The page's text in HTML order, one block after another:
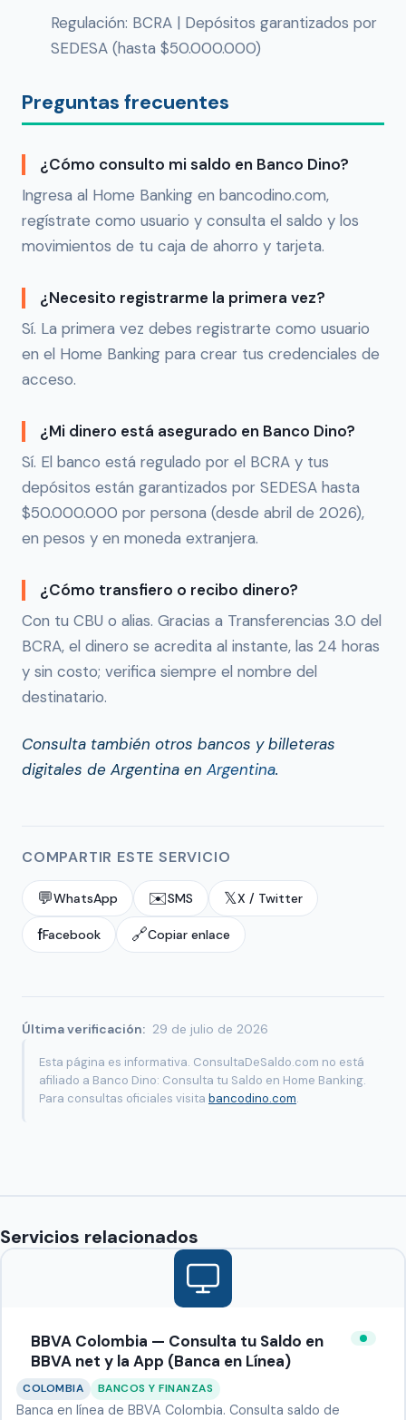
Regulación: BCRA | Depósitos garantizados por
SEDESA (hasta $50.000.000)
Preguntas frecuentes
¿Cómo consulto mi saldo en Banco Dino?
Ingresa al Home Banking en bancodino.com,
regístrate como usuario y consulta el saldo y los
movimientos de tu caja de ahorro y tarjeta.
¿Necesito registrarme la primera vez?
Sí. La primera vez debes registrarte como usuario
en el Home Banking para crear tus credenciales de
acceso.
¿Mi dinero está asegurado en Banco Dino?
Sí. El banco está regulado por el BCRA y tus
depósitos están garantizados por SEDESA hasta
$50.000.000 por persona (desde abril de 2026),
en pesos y en moneda extranjera.
¿Cómo transfiero o recibo dinero?
Con tu CBU o alias. Gracias a Transferencias 3.0 del
BCRA, el dinero se acredita al instante, las 24 horas
y sin costo; verifica siempre el nombre del
destinatario.
Consulta también otros bancos y billeteras
digitales de Argentina en Argentina.
COMPARTIR ESTE SERVICIO
💬WhatsApp ✉️SMS 𝕏X / Twitter
fFacebook 🔗Copiar enlace
Última verificación: 29 de julio de 2026
Esta página es informativa. ConsultaDeSaldo.com no está
afiliado a Banco Dino: Consulta tu Saldo en Home Banking.
Para consultas oficiales visita bancodino.com.
Servicios relacionados
BBVA Colombia — Consulta tu Saldo en
BBVA net y la App (Banca en Línea)
COLOMBIA BANCOS Y FINANZAS
Banca en línea de BBVA Colombia. Consulta saldo de